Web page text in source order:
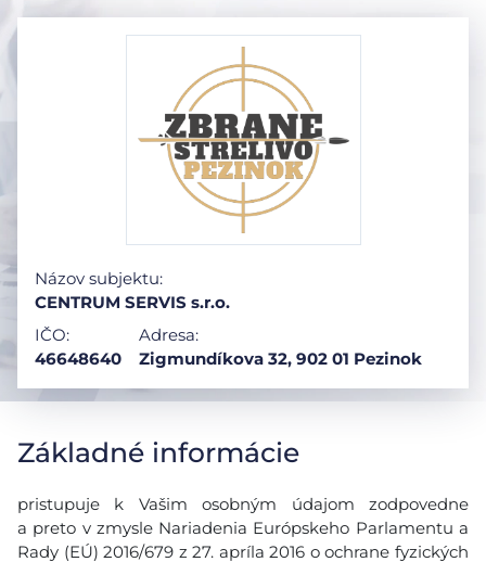
Názov subjektu:
CENTRUM SERVIS s.r.o.
IČO:
46648640
Adresa:
Zigmundíkova 32, 902 01 Pezinok
Základné informácie
pristupuje k Vašim osobným údajom zodpovedne
a preto v zmysle Nariadenia Európskeho Parlamentu a
Rady (EÚ) 2016/679 z 27. apríla 2016 o ochrane fyzických